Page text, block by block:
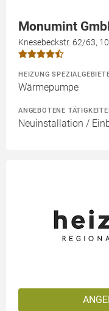
Monumint
Knesebeckstr. 62/63,
HEIZUNG
Wärmepumpe
ANGEBOTENE
Neuinstallation /